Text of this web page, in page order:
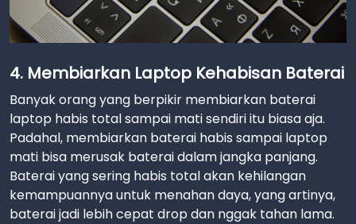
4. Membiarkan Laptop Kehabisan Baterai
Banyak orang yang berpikir membiarkan baterai
laptop habis total sampai mati sendiri itu biasa aja.
Padahal, membiarkan baterai habis sampai laptop
mati bisa merusak baterai dalam jangka panjang.
Baterai yang sering habis total akan kehilangan
kemampuannya untuk menahan daya, yang artinya,
baterai jadi lebih cepat drop dan nggak tahan lama.